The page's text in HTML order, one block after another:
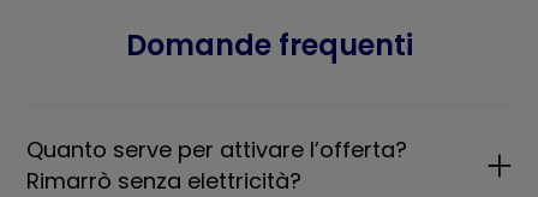
Domande frequenti
Quanto serve per attivare l’offerta?
Rimarrò senza elettricità?